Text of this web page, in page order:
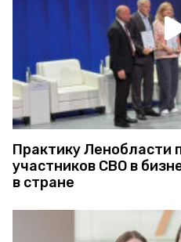
Практику Ленобласти
участников СВО в
в стране